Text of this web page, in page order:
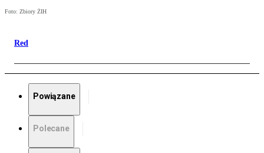
Foto: Zbiory ŻIH
Red
Powiązane
Polecane